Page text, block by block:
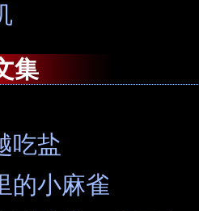
集
吃盐
的小麻雀